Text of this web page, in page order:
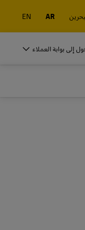
AR
EN
إلى بوابة العملاء